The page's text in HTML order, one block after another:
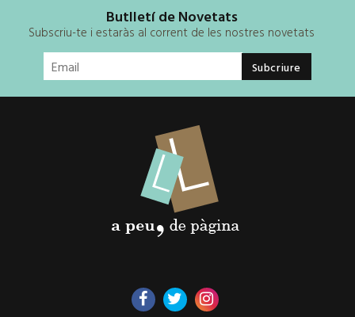
Butlletí de Novetats
Subscriu-te i estaràs al corrent de les nostres novetats